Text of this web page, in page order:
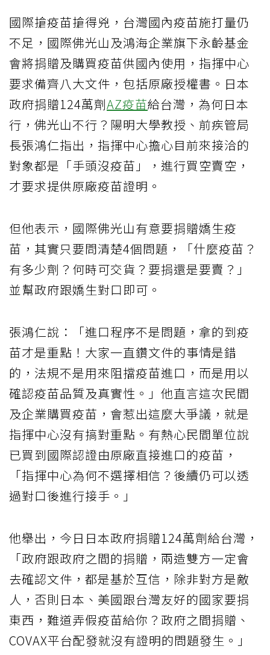
國際搶疫苗搶得兇，台灣國內疫苗施打量仍
不足，國際佛光山及鴻海企業旗下永齡基金
會將捐贈及購買疫苗供國內使用，指揮中心
要求備齊八大文件，包括原廠授權書。日本
政府捐贈124萬劑AZ疫苗給台灣，為何日本
行，佛光山不行？陽明大學教授、前疾管局
長張鴻仁指出，指揮中心擔心目前來接洽的
對象都是「手頭沒疫苗」，進行買空賣空，
才要求提供原廠疫苗證明。
但他表示，國際佛光山有意要捐贈嬌生疫
苗，其實只要問清楚4個問題，「什麼疫苗？
有多少劑？何時可交貨？要捐還是要賣？」
並幫政府跟嬌生對口即可。
張鴻仁說：「進口程序不是問題，拿的到疫
苗才是重點！大家一直鑽文件的事情是錯
的，法規不是用來阻擋疫苗進口，而是用以
確認疫苗品質及真實性。」他直言這次民間
及企業購買疫苗，會惹出這麼大爭議，就是
指揮中心沒有搞對重點。有熱心民間單位說
已買到國際認證由原廠直接進口的疫苗，
「指揮中心為何不選擇相信？後續仍可以透
過對口後進行接手。」
他舉出，今日日本政府捐贈124萬劑給台灣，
「政府跟政府之間的捐贈，兩造雙方一定會
去確認文件，都是基於互信，除非對方是敵
人，否則日本、美國跟台灣友好的國家要捐
東西，難道弄假疫苗給你？政府之間捐贈、
COVAX平台配發就沒有證明的問題發生。」